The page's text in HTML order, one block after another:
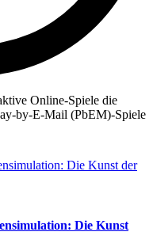
Online-Spiele die
by-E-Mail (PbEM)-Spiele
Die Kunst